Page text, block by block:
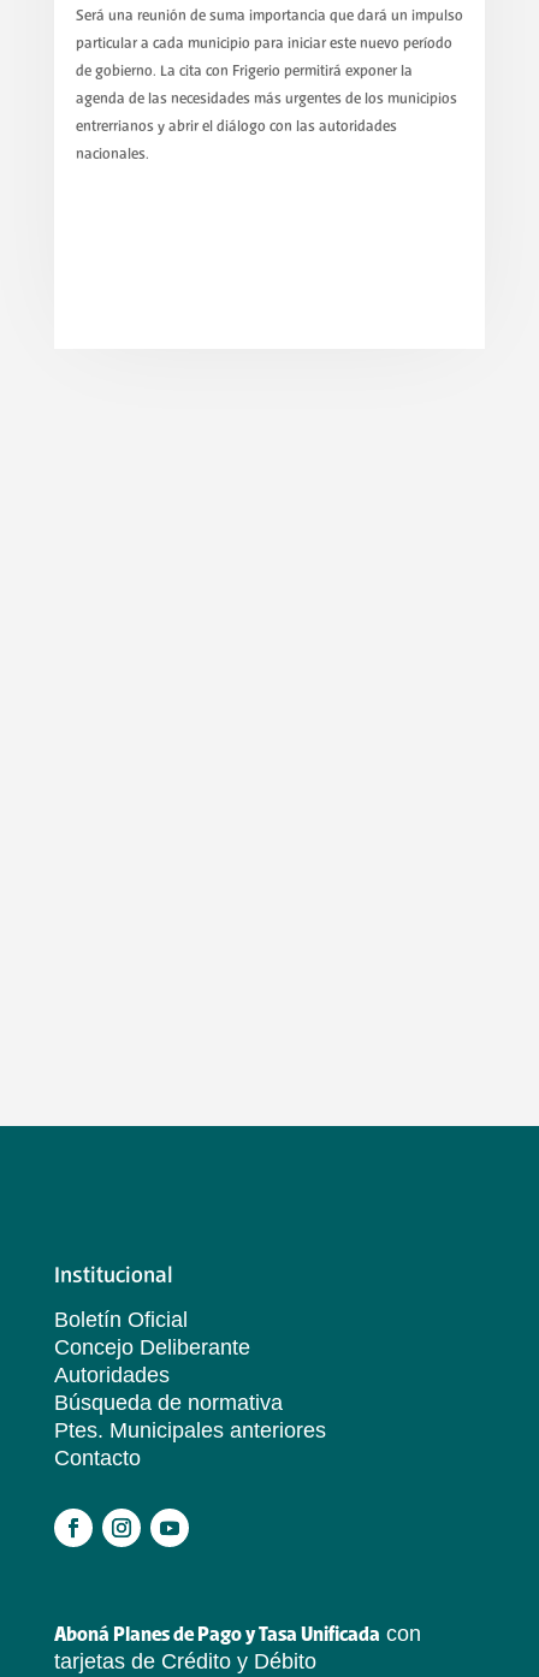
Será una reunión de suma importancia que dará un impulso
particular a cada municipio para iniciar este nuevo período
de gobierno. La cita con Frigerio permitirá exponer la
agenda de las necesidades más urgentes de los municipios
entrerrianos y abrir el diálogo con las autoridades
nacionales.
Institucional
Boletín Oficial
Concejo Deliberante
Autoridades
Búsqueda de normativa
Ptes. Municipales anteriores
Contacto
Aboná Planes de Pago y Tasa Unificada con
tarjetas de Crédito y Débito